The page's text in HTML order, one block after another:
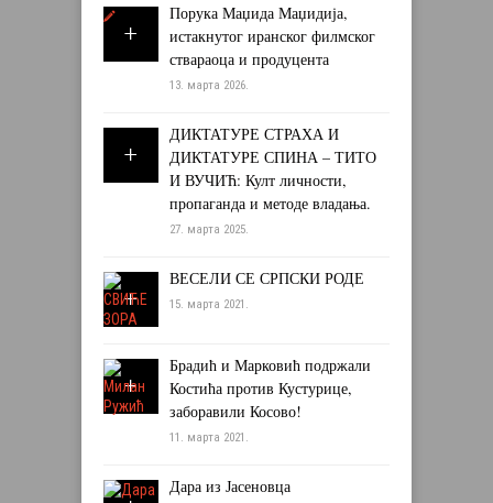
Порука Маџида Маџидија,
истакнутог иранског филмског
ствараоца и продуцента
13. марта 2026.
ДИКТАТУРЕ СТРАХА И
ДИКТАТУРЕ СПИНА – ТИТО
И ВУЧИЋ: Култ личности,
пропаганда и методе владања.
27. марта 2025.
ВЕСЕЛИ СЕ СРПСКИ РОДЕ
15. марта 2021.
Брадић и Марковић подржали
Костића против Кустурице,
заборавили Косово!
11. марта 2021.
Дара из Јасеновца